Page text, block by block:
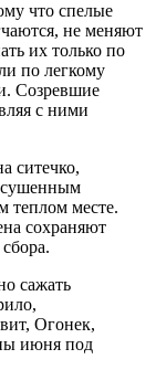
что спелые
не меняют
их только по
по легкому
Созревшие
с ними
ситечко,
теплом месте.
сохраняют
сажать
Огонек,
июня под